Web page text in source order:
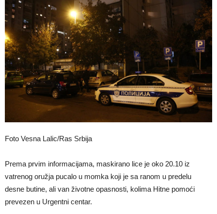
Foto Vesna Lalic/Ras Srbija
Prema prvim informacijama, maskirano lice je oko 20.10 iz
vatrenog oružja pucalo u momka koji je sa ranom u predelu
desne butine, ali van životne opasnosti, kolima Hitne pomoći
prevezen u Urgentni centar.